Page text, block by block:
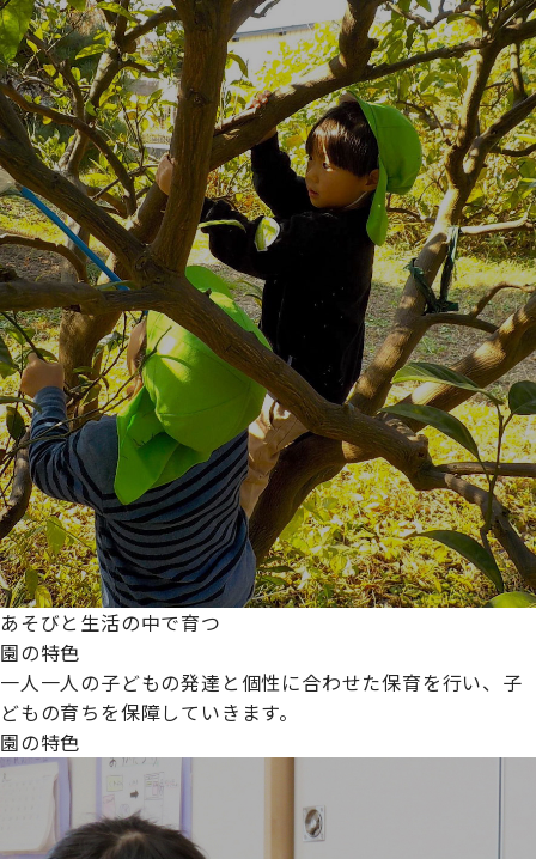
あそびと生活の中で育つ
園の特色
一人一人の子どもの発達と個性に合わせた保育を行い、子
どもの育ちを保障していきます。
園の特色